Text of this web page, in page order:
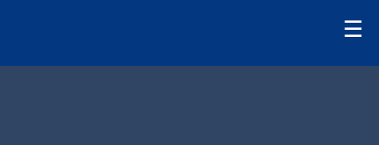
☰